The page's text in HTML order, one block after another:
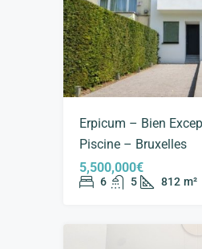
Erpicum – Bien
Piscine – Bruxelles
5,500,000€
6 5 812 m²